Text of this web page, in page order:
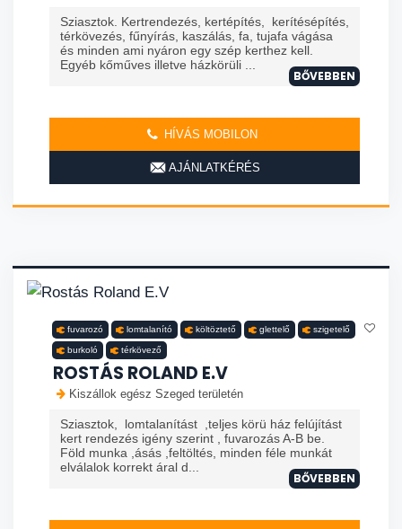
Sziasztok. Kertrendezés, kertépítés, kerítésépítés,
térkövezés, fűnyírás, kaszálás, fa, tujafa vágása
és minden ami nyáron egy szép kerthez kell.
Egyéb kőműves illetve házkörüli ...
BŐVEBBEN
HÍVÁS MOBILON
AJÁNLATKÉRÉS
fuvarozó lomtalanító költöztető glettelő szigetelő
burkoló térkövező
ROSTÁS ROLAND E.V
Kiszállok egész Szeged területén
Sziasztok, lomtalanítást ,teljes körü ház felújítást
kert rendezés igény szerint , fuvarozás A-B be.
Föld munka ,ásás ,feltöltés, minden féle munkát
elválalok korrekt áral d...
BŐVEBBEN